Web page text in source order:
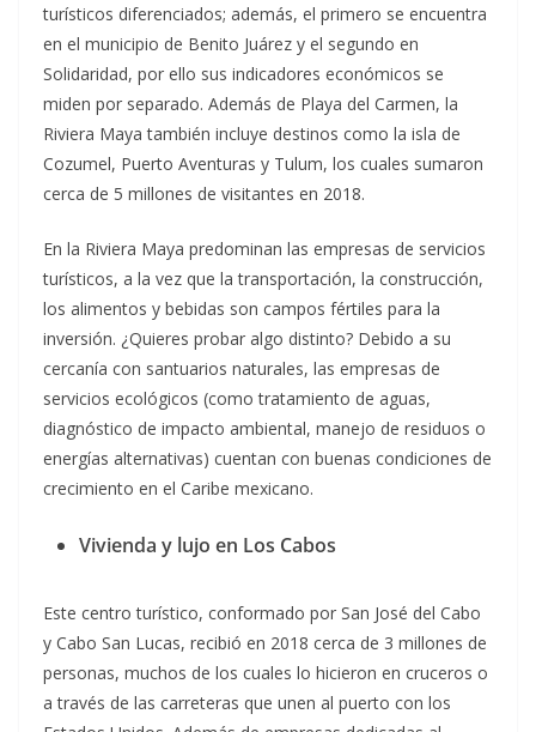
turísticos diferenciados; además, el primero se encuentra
en el municipio de Benito Juárez y el segundo en
Solidaridad, por ello sus indicadores económicos se
miden por separado. Además de Playa del Carmen, la
Riviera Maya también incluye destinos como la isla de
Cozumel, Puerto Aventuras y Tulum, los cuales sumaron
cerca de 5 millones de visitantes en 2018.
En la Riviera Maya predominan las empresas de servicios
turísticos, a la vez que la transportación, la construcción,
los alimentos y bebidas son campos fértiles para la
inversión. ¿Quieres probar algo distinto? Debido a su
cercanía con santuarios naturales, las empresas de
servicios ecológicos (como tratamiento de aguas,
diagnóstico de impacto ambiental, manejo de residuos o
energías alternativas) cuentan con buenas condiciones de
crecimiento en el Caribe mexicano.
Vivienda y lujo en Los Cabos
Este centro turístico, conformado por San José del Cabo
y Cabo San Lucas, recibió en 2018 cerca de 3 millones de
personas, muchos de los cuales lo hicieron en cruceros o
a través de las carreteras que unen al puerto con los